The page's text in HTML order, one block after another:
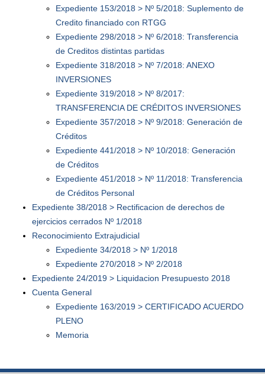
Expediente 153/2018 > Nº 5/2018: Suplemento de
Credito financiado con RTGG
Expediente 298/2018 > Nº 6/2018: Transferencia
de Creditos distintas partidas
Expediente 318/2018 > Nº 7/2018: ANEXO
INVERSIONES
Expediente 319/2018 > Nº 8/2017:
TRANSFERENCIA DE CRÉDITOS INVERSIONES
Expediente 357/2018 > Nº 9/2018: Generación de
Créditos
Expediente 441/2018 > Nº 10/2018: Generación
de Créditos
Expediente 451/2018 > Nº 11/2018: Transferencia
de Créditos Personal
Expediente 38/2018 > Rectificacion de derechos de
ejercicios cerrados Nº 1/2018
Reconocimiento Extrajudicial
Expediente 34/2018 > Nº 1/2018
Expediente 270/2018 > Nº 2/2018
Expediente 24/2019 > Liquidacion Presupuesto 2018
Cuenta General
Expediente 163/2019 > CERTIFICADO ACUERDO
PLENO
Memoria